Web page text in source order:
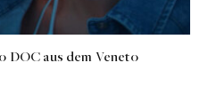
DOC aus dem Veneto